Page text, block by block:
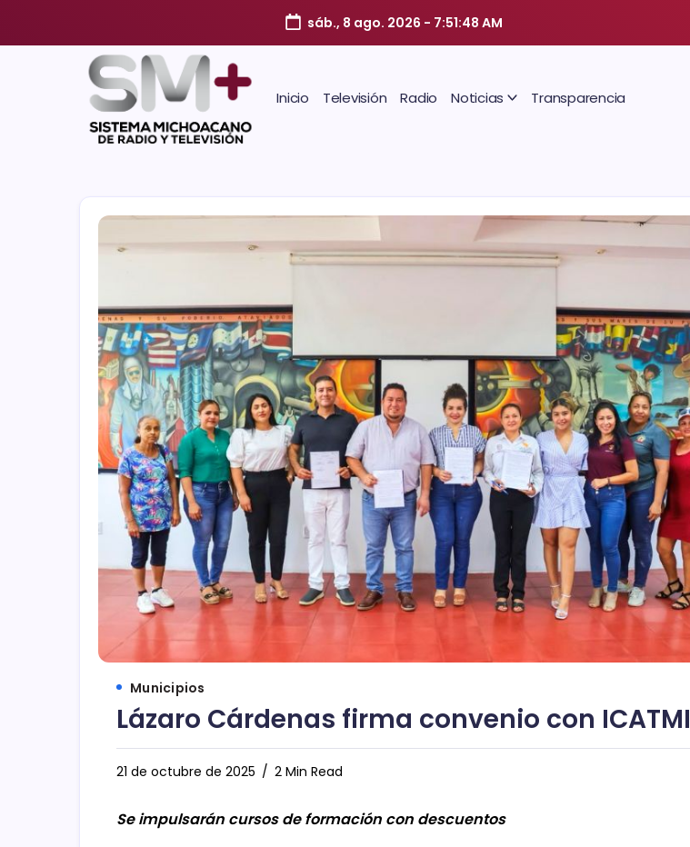
sáb., 8 ago. 2026 - 7:51:49 AM
Inicio Televisión Radio Noticias Transparencia
Municipios
Lázaro Cárdenas firma convenio con ICATMI
21 de octubre de 2025 2 Min Read
Se impulsarán cursos de formación con descuentos